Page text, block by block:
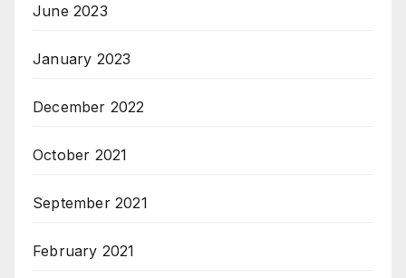
June 2023
January 2023
December 2022
October 2021
September 2021
February 2021